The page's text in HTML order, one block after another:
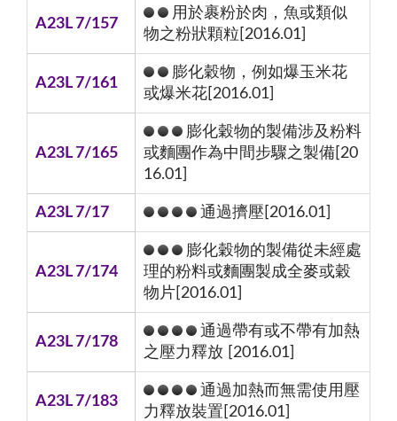
A23L 7/157
用於裹粉於肉，魚或類似
物之粉狀顆粒[2016.01]
A23L 7/161
膨化穀物，例如爆玉米花
或爆米花[2016.01]
A23L 7/165
膨化穀物的製備涉及粉料
或麵團作為中間步驟之製備[20
16.01]
A23L 7/17 通過擠壓[2016.01]
A23L 7/174
膨化穀物的製備從未經處
理的粉料或麵團製成全麥或穀
物片[2016.01]
A23L 7/178
通過帶有或不帶有加熱
之壓力釋放 [2016.01]
A23L 7/183
通過加熱而無需使用壓
力釋放裝置[2016.01]